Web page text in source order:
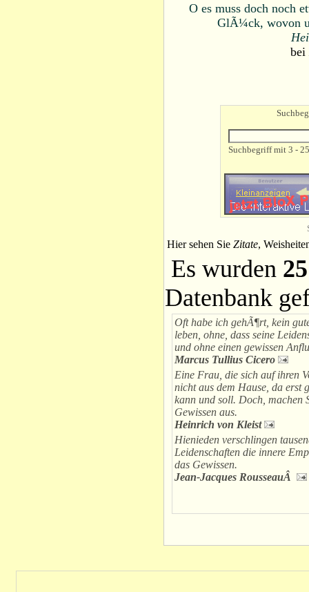
O es muss doch noch
GlÃ¼ck, wovon
bei
Suchbegriff mit 3 -
Hier sehen Sie Zitate,
Es wurden 25
Datenbank
Oft habe ich gehÃ¶rt, kein
leben, ohne, dass seine
und ohne einen gewissen
Marcus Tullius Cicero
Eine Frau, die sich auf ihren
nicht aus dem Hause, da erst
kann und soll. Doch, machen
Gewissen aus.
Heinrich von Kleist
Hienieden verschlingen
Leidenschaften die innere
das Gewissen.
Jean-Jacques RousseauÂ